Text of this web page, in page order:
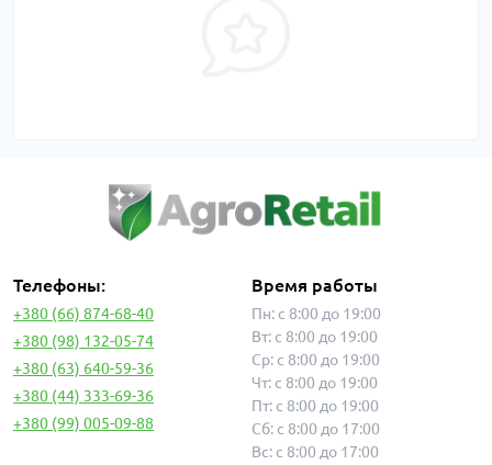
Телефоны:
+380 (66) 874-68-40
+380 (98) 132-05-74
+380 (63) 640-59-36
+380 (44) 333-69-36
+380 (99) 005-09-88
Время работы
Пн: с 8:00 до 19:00
Вт: с 8:00 до 19:00
Ср: с 8:00 до 19:00
Чт: с 8:00 до 19:00
Пт: с 8:00 до 19:00
Сб: с 8:00 до 17:00
Вс: с 8:00 до 17:00